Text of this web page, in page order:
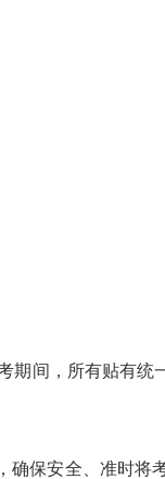
期间，所有贴有统
确保安全、准时将